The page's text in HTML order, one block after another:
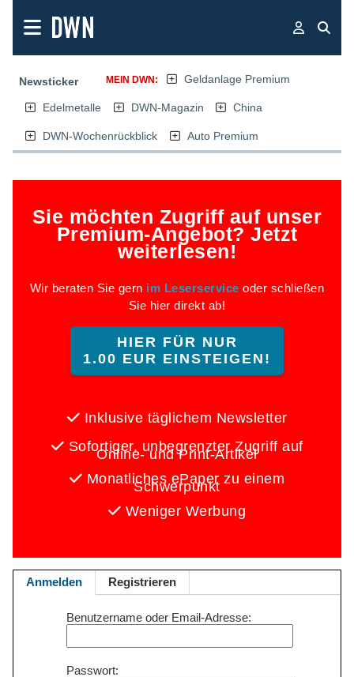
Newsticker MEIN DWN: Geldanlage Premium
Edelmetalle DWN-Magazin China
DWN-Wochenrückblick Auto Premium
Sie möchten Zugriff auf unser
Premium-Angebot? Jetzt
weiterlesen!
Wir beraten Sie gern im Leserservice oder schließen
Sie hier direkt ab!
HIER FÜR NUR
1.00 EUR EINSTEIGEN!
Inklusive täglichem Newsletter
Sofortiger, unbegrenzter Zugriff auf
Online- und Print-Artikel
Monatliches ePaper zu einem
Schwerpunkt
Weniger Werbung
Anmelden Registrieren
Benutzername oder Email-Adresse
Passwort